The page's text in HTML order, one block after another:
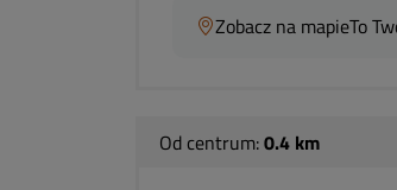
Zobacz na mapieTo
Od centrum:0.4 km